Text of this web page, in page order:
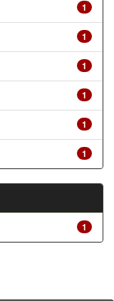
1
1
1
1
1
1
1